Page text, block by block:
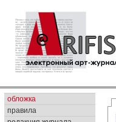
обложка
правила